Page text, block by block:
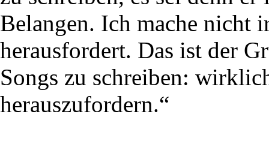
Belangen. Ich mache nicht
herausfordert. Das ist der
Songs zu schreiben:
herauszufordern.“